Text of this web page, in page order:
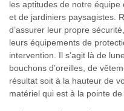
les aptitudes de notre équipe
et de jardiniers paysagistes.
d’assurer leur propre
leurs équipements de
intervention. Il s’agit là de
bouchons d’oreilles, de
résultat soit à la hauteur de
matériel qui est à la pointe